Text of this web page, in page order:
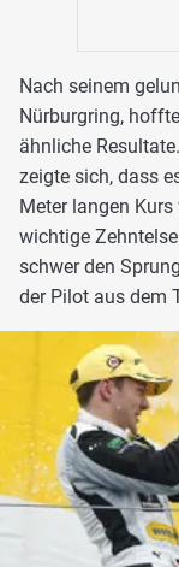
Nach seinem
Nürburgring,
ähnliche
zeigte sich, dass
Meter langen
wichtige
schwer den
der Pilot aus dem